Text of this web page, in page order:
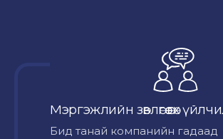
Мэргэжлийн зөвлөгөө өгөх
Бид танай компанийн гадаад